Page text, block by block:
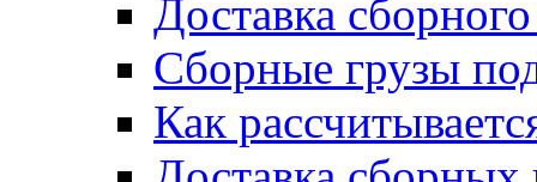
Доставка сборного
Сборные грузы
Как